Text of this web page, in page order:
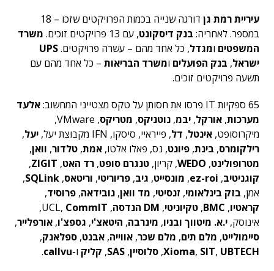
עיריית רמת גן
דורגה שנייה בכמות הפרויקטים שזכו – 18
במספר. לאחריה: בנק דיסקונט, עם 13 פרויקטים זוכים.
משרד
המשפטים ומגדל, כל אחד מהם – עשרה פרויקטים.UPS
ישראל, בנק הפועלים ומשרד הבריאות – כל אחד מהם עם
תשעה פרויקטים זוכים.
65 ספקיות IT פרסו את חסותן על טקס מצטייני המחשוב:
אלעד
מערכות, אורקל, יבמ, נוטניקס, מטריקס
, VMware,
מיקרוסופט, אינטל, דל, פייראיי, סיסקו, IFN מקבוצת יעל, יעל,
רילקומרס, בינת, פיונט, נס, פאלו אלטו, אמת, טלדור, וואן,
מטרופולינט,
WEDO, קריון, טנגרם סופט, רד האט,
ZIGIT
,
קוגניטיב,
ez-roi
, מונסייט, גיב, פריוריטי, וריטאס,
SQLink
,
אמן, בזק בינלאומי, זנסיטי, מד וואן, נובידאה, פרוסיד,
קראטיו,
BMC
, טקיוניטי, DM הנדסה , UCL,
CommIT
,
אינוסק, י.א. מיטווך ובניו, מינרבה, היטאצ'י, גספצ'ו, אורפלייר,
סיימולייט, מלם תים, מלם שכר, אווייה, אבנט, ספלאנק,
Xioma, SIT, UBTECH
, סלוסיין,
SAS
, קליק ו-callvu
.